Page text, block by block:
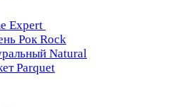
Expert
Рок Rock
Natural
Parquet